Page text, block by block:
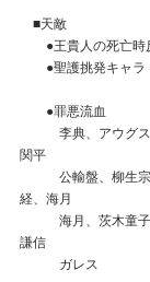
■天敵
●王貴人の死亡時
●聖護挑発キャラ
●罪悪流血
李典、アウグスト
関平
公輸盤、柳生宗
経、海月
海月、茨木童子
謙信
ガレス